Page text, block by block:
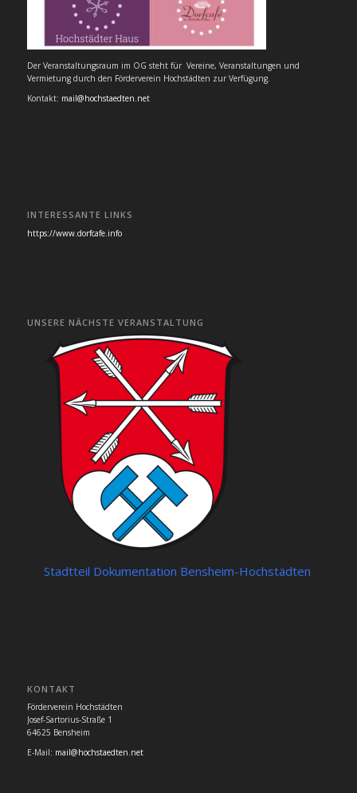
Der Veranstaltungsraum im OG steht für Vereine, Veranstaltungen und
Vermietung durch den Förderverein Hochstädten zur Verfügung.
Kontakt: mail@hochstaedten.net
INTERESSANTE LINKS
https://www.dorfcafe.info
UNSERE NÄCHSTE VERANSTALTUNG
Stadtteil Dokumentation Bensheim-Hochstädten
KONTAKT
Förderverein Hochstädten
Josef-Sartorius-Straße 1
64625 Bensheim
E-Mail: mail@hochstaedten.net